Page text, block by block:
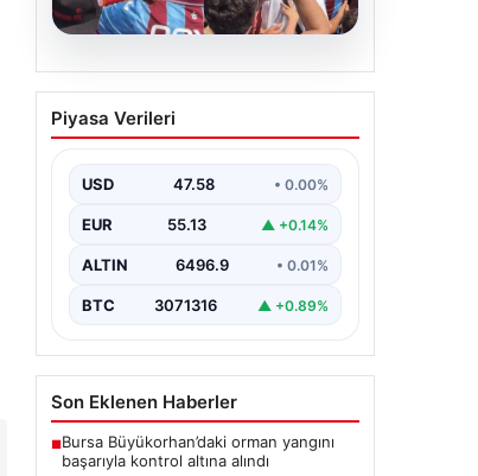
05.08.2026
Mohamed Salah’ı
karşılamaya gelen
pişman ettiler!
Piyasa Verileri
USD 47.58 • 0.00%
EUR 55.13 ▲ +0.14%
ALTIN 6496.9 • 0.01%
BTC 3071316 ▲ +0.89%
Son Eklenen Haberler
■Bursa Büyükorhan’daki orman yangını
başarıyla kontrol altına alındı